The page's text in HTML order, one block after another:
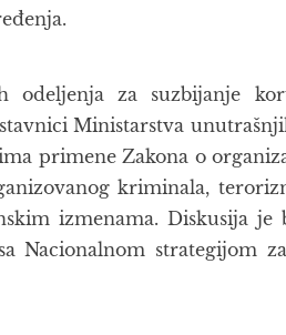
odeljenja za suzbijanje
Ministarstva
primene Zakona o
kriminala,
izmenama. Diskusija je
Nacionalnom strategijom